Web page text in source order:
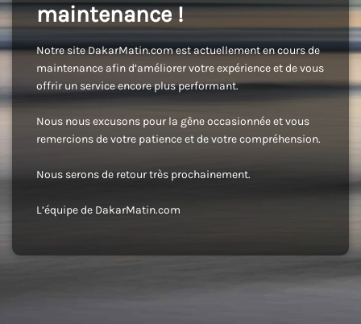
maintenance !
Notre site DakarMatin.com est actuellement en cours de
maintenance afin d’améliorer votre expérience et de vous
offrir un service encore plus performant.
Nous nous excusons pour la gêne occasionnée et vous
remercions de votre patience et de votre compréhension.
Nous serons de retour très prochainement.
L’équipe de DakarMatin.com